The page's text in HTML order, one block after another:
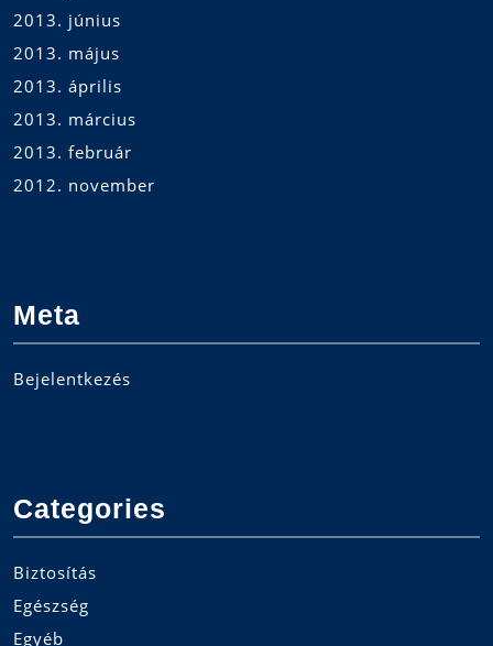
2013. június
2013. május
2013. április
2013. március
2013. február
2012. november
Meta
Bejelentkezés
Categories
Biztosítás
Egészség
Egyéb